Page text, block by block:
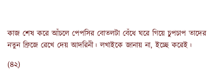
কাজ শেষ করে আঁচলে পেপসির বোতলটা বেঁধে ঘরে গিয়ে চুপচাপ তাদের
নতুন ফ্রিজে রেখে দেয় আদরিনী। লখাইকে জানায় না, ইচ্ছে করেই।
(৪২)